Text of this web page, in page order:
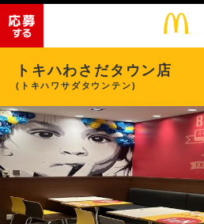
トキハわさだタウン店
(トキハワサダタウンテン)